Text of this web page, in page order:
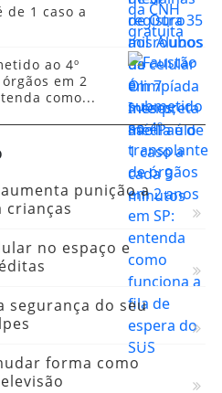
de 1 caso a
ao 4º
em 2
como...
punição a
crianças
no espaço e
segurança do seu
forma como